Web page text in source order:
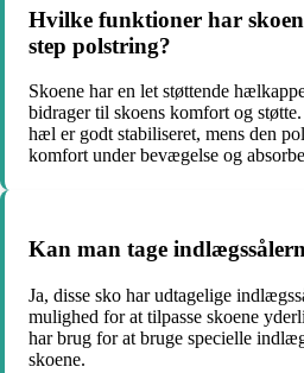
Hvilke funktioner har
step polstring?
Skoene har en let støttende
bidrager til skoens komfort og
hæl er godt stabiliseret, mens den
komfort under bevægelse og
Kan man tage
Ja, disse sko har udtagelige
mulighed for at tilpasse skoene
har brug for at bruge specielle
skoene.